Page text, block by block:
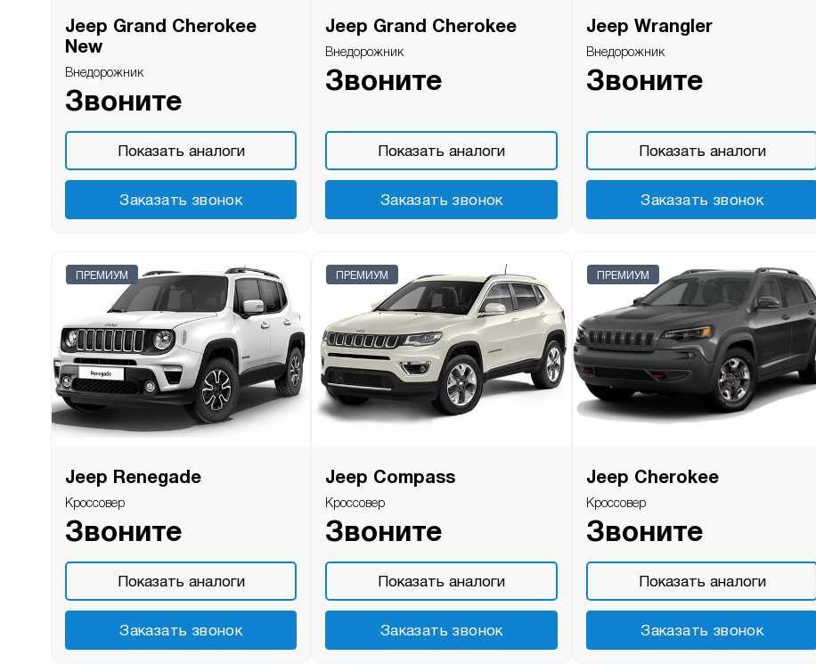
Jeep Grand Cherokee
New
Внедорожник
Звоните
Показать аналоги
Заказать звонок
Jeep Grand Cherokee
Внедорожник
Звоните
Показать аналоги
Заказать звонок
Jeep Wrangler
Внедорожник
Звоните
Показать аналоги
Заказать звонок
ПРЕМИУМ
Jeep Renegade
Кроссовер
Звоните
Показать аналоги
Заказать звонок
ПРЕМИУМ
Jeep Compass
Кроссовер
Звоните
Показать аналоги
Заказать звонок
ПРЕМИУМ
Jeep Cherokee
Кроссовер
Звоните
Показать аналоги
Заказать звонок